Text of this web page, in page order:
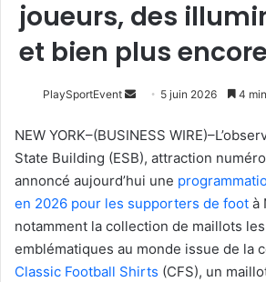
joueurs, des
et bien plus encore
PlaySportEvent
Envoyer
courriel
5 juin 2026 4
NEW YORK–(BUSINESS
State Building (ESB), attraction
annoncé aujourd’hui une
en 2026 pour les supporters de foot à
notamment la collection de maillots
emblématiques au monde issue de la
Classic Football Shirts (CFS), un